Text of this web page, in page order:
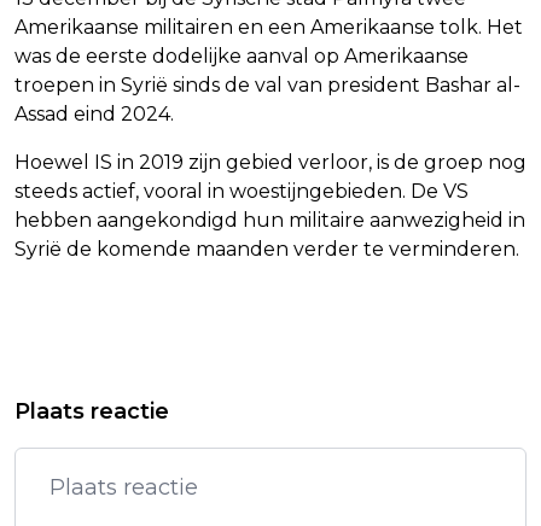
Amerikaanse militairen en een Amerikaanse tolk. Het
was de eerste dodelijke aanval op Amerikaanse
troepen in Syrië sinds de val van president Bashar al-
Assad eind 2024.
Hoewel IS in 2019 zijn gebied verloor, is de groep nog
steeds actief, vooral in woestijngebieden. De VS
hebben aangekondigd hun militaire aanwezigheid in
Syrië de komende maanden verder te verminderen.
MATT PROKOP VAST VOOR
TIMOTHY BUSFIELD BESCHULDIGD
VAN SEKSUEEL MISBRUIK
MINDERJARIGE
Plaats reactie